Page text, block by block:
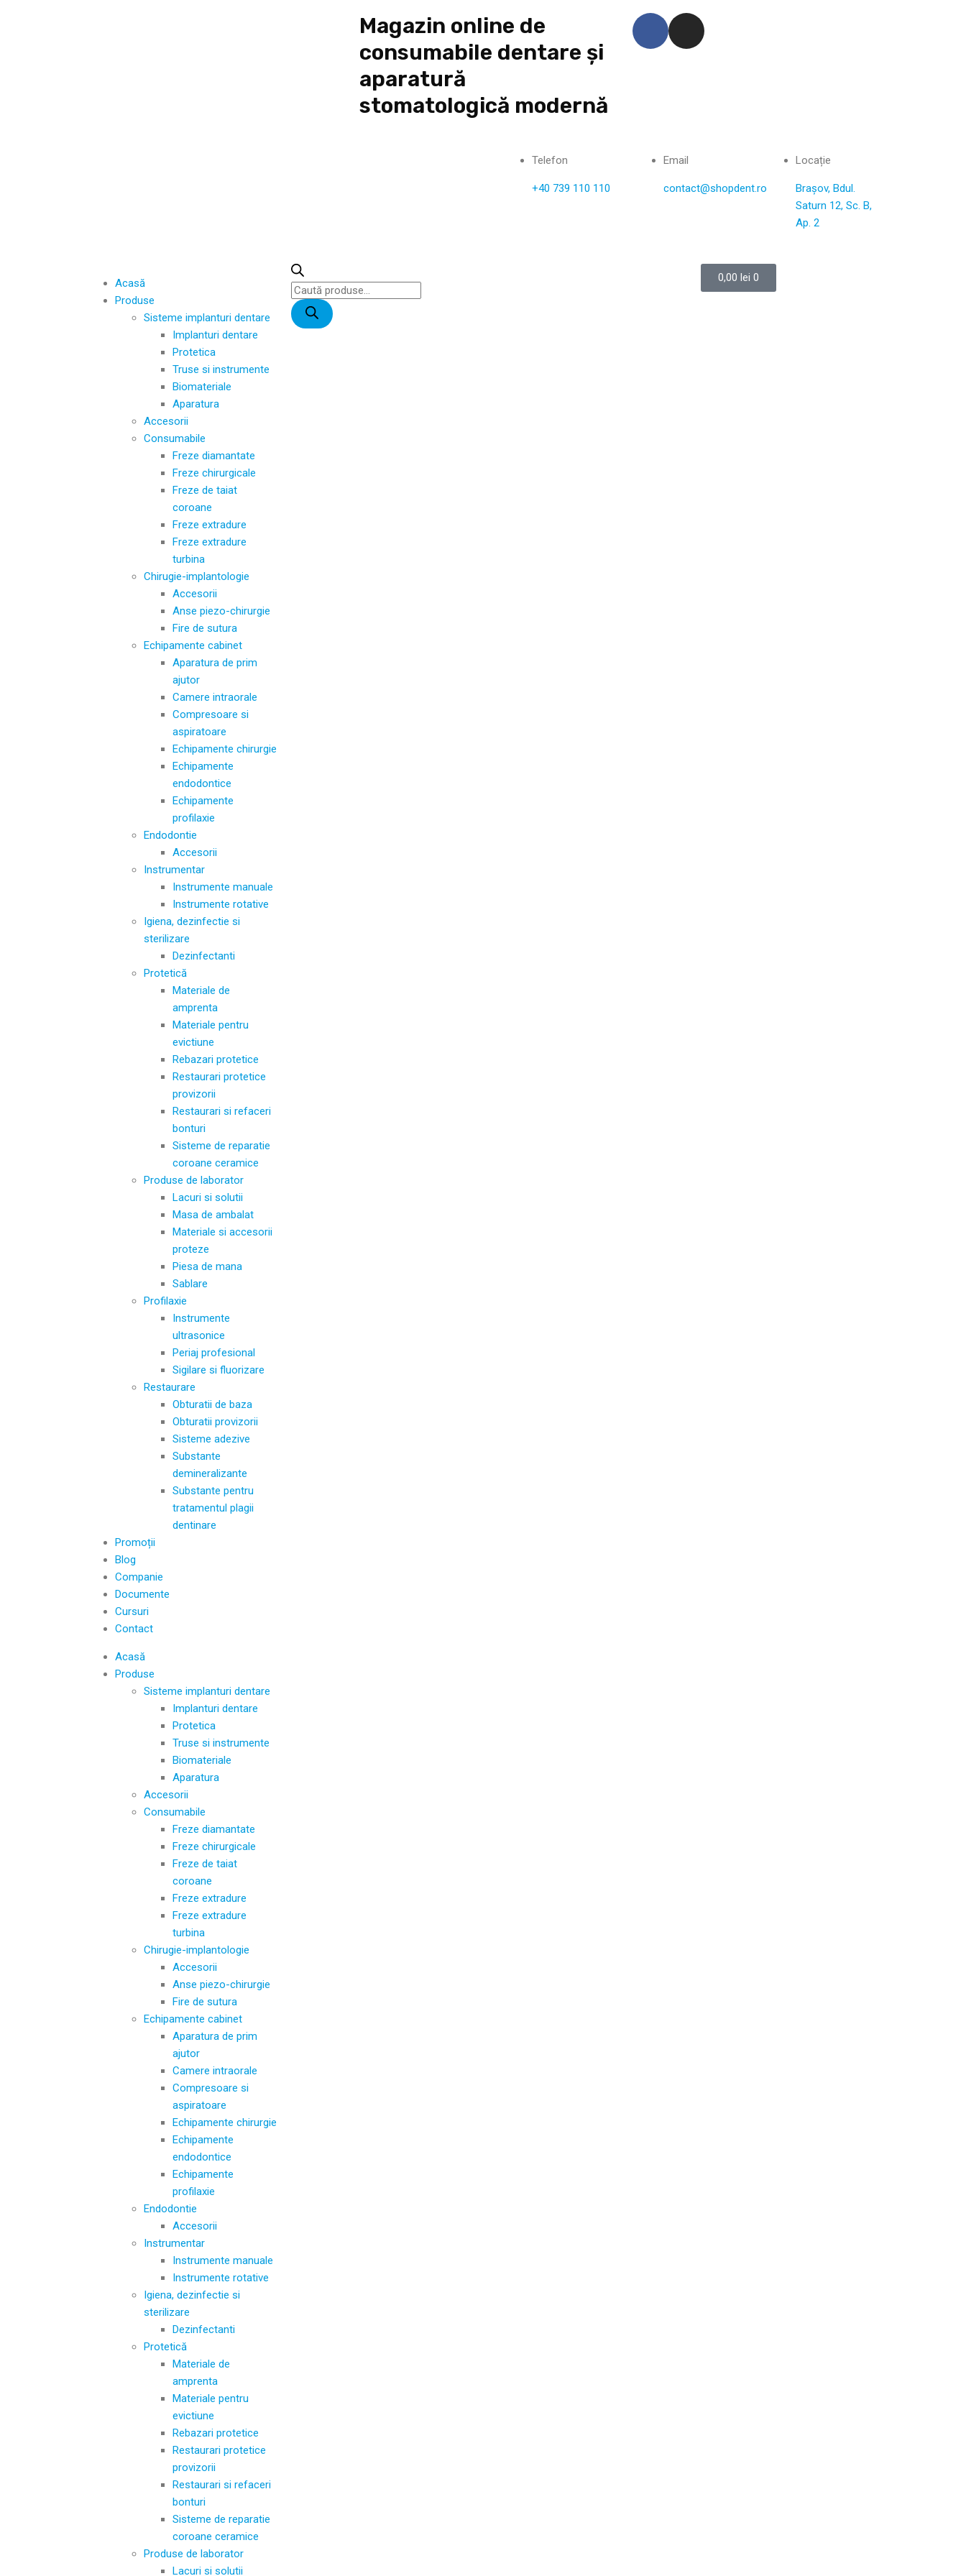
Magazin online de
consumabile dentare și
aparatură
stomatologică modernă
Telefon
+40 739 110 110
Email
contact@shopdent.ro
Locație
Brașov, Bdul.
Saturn 12, Sc. B,
Ap. 2
Acasă
Produse
Sisteme implanturi dentare
Implanturi dentare
Protetica
Truse si instrumente
Biomateriale
Aparatura
Accesorii
Consumabile
Freze diamantate
Freze chirurgicale
Freze de taiat
coroane
Freze extradure
Freze extradure
turbina
Chirugie-implantologie
Accesorii
Anse piezo-chirurgie
Fire de sutura
Echipamente cabinet
Aparatura de prim
ajutor
Camere intraorale
Compresoare si
aspiratoare
Echipamente chirurgie
Echipamente
endodontice
Echipamente
profilaxie
Endodontie
Accesorii
Instrumentar
Instrumente manuale
Instrumente rotative
Igiena, dezinfectie si
sterilizare
Dezinfectanti
Protetică
Materiale de
amprenta
Materiale pentru
evictiune
Rebazari protetice
Restaurari protetice
provizorii
Restaurari si refaceri
bonturi
Sisteme de reparatie
coroane ceramice
Produse de laborator
Lacuri si solutii
Masa de ambalat
Materiale si accesorii
proteze
Piesa de mana
Sablare
Profilaxie
Instrumente
ultrasonice
Periaj profesional
Sigilare si fluorizare
Restaurare
Obturatii de baza
Obturatii provizorii
Sisteme adezive
Substante
demineralizante
Substante pentru
tratamentul plagii
dentinare
Promoții
Blog
Companie
Documente
Cursuri
Contact
Acasă
Produse
Sisteme implanturi dentare
Implanturi dentare
Protetica
Truse si instrumente
Biomateriale
Aparatura
Accesorii
Consumabile
Freze diamantate
Freze chirurgicale
Freze de taiat
coroane
Freze extradure
Freze extradure
turbina
Chirugie-implantologie
Accesorii
Anse piezo-chirurgie
Fire de sutura
Echipamente cabinet
Aparatura de prim
ajutor
Camere intraorale
Compresoare si
aspiratoare
Echipamente chirurgie
Echipamente
endodontice
Echipamente
profilaxie
Endodontie
Accesorii
Instrumentar
Instrumente manuale
Instrumente rotative
Igiena, dezinfectie si
sterilizare
Dezinfectanti
Protetică
Materiale de
amprenta
Materiale pentru
evictiune
Rebazari protetice
Restaurari protetice
provizorii
Restaurari si refaceri
bonturi
Sisteme de reparatie
coroane ceramice
Produse de laborator
Lacuri si solutii
0,00 lei 0